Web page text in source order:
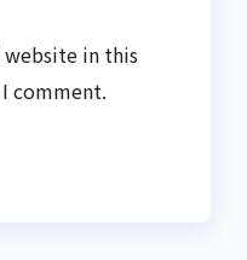
website in this
comment.